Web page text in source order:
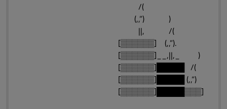
/(
(,,”) )
||, /(
[▒▒▒▒▒▒] (,,”).
[▒▒▒▒▒▒]__,||,_ )
[▒▒▒▒▒▒]█████ /(
[▒▒▒▒▒▒]█████ (,,”)
[▒▒▒▒▒▒]█████▒▒▒]